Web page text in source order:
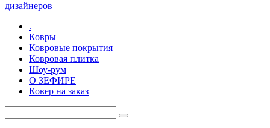
дизайнеров
.
Ковры
Ковровые покрытия
Ковровая плитка
Шоу-рум
О ЗЕФИРЕ
Ковер на заказ